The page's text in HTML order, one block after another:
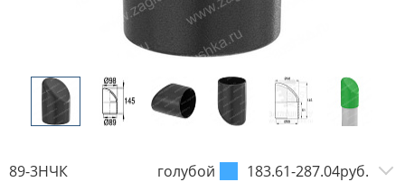
89-3НЧК голубой 183.61-287.04руб.